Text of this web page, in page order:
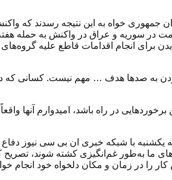
خواه به این نتیجه رسدند که
در سوریه و عراق در واکنش به حمله
بر بایدن برای انجام اقدامات قاطع علیه
زدن به صدها هدف … مهم نیست. کسانی که
در راه باشد، امیدوارم آنها واقعاً
با شبکه خبری ان بی سی نیوز دفاع
حمله به برج 22 در اردن، قبل از اینکه نیروهای ما به‌طور
را در زمان و مکان دلخواه خود انجام